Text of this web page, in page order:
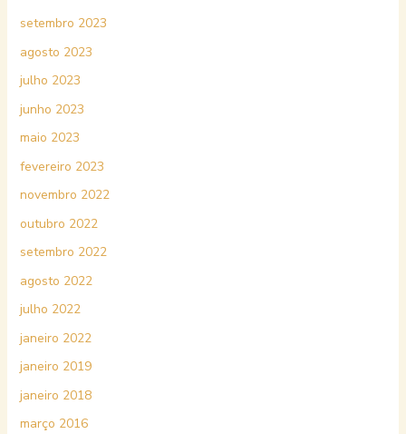
setembro 2023
agosto 2023
julho 2023
junho 2023
maio 2023
fevereiro 2023
novembro 2022
outubro 2022
setembro 2022
agosto 2022
julho 2022
janeiro 2022
janeiro 2019
janeiro 2018
março 2016